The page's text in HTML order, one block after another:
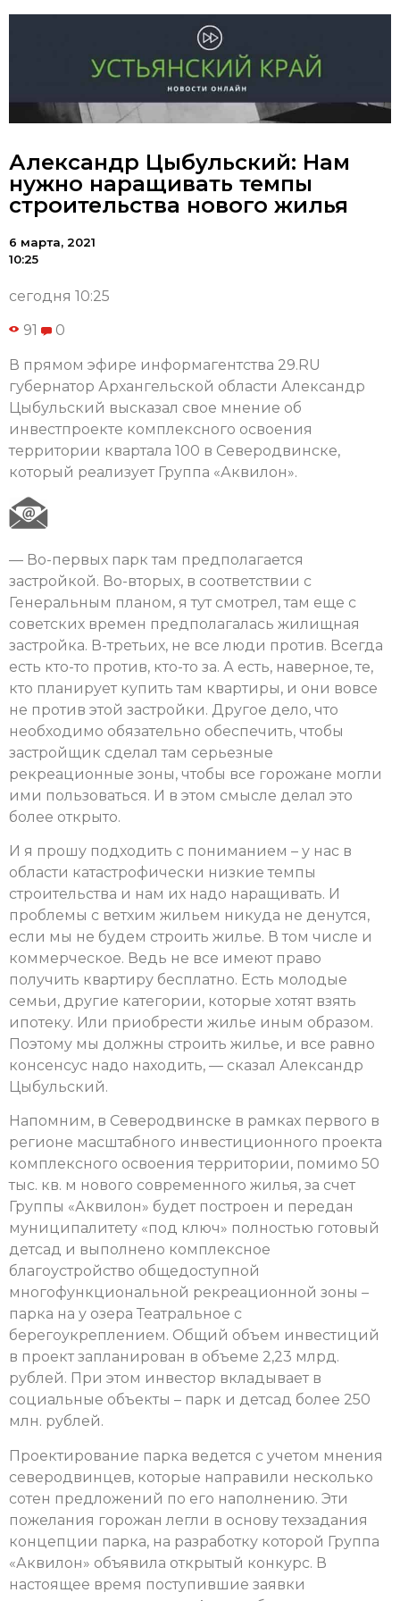
Александр Цыбульский: Нам
нужно наращивать темпы
строительства нового жилья
6 марта, 2021
10:25
сегодня 10:25
91 0
В прямом эфире информагентства 29.RU
губернатор Архангельской области Александр
Цыбульский высказал свое мнение об
инвестпроекте комплексного освоения
территории квартала 100 в Северодвинске,
который реализует Группа «Аквилон».
— Во-первых парк там предполагается
застройкой. Во-вторых, в соответствии с
Генеральным планом, я тут смотрел, там еще с
советских времен предполагалась жилищная
застройка. В-третьих, не все люди против. Всегда
есть кто-то против, кто-то за. А есть, наверное, те,
кто планирует купить там квартиры, и они вовсе
не против этой застройки. Другое дело, что
необходимо обязательно обеспечить, чтобы
застройщик сделал там серьезные
рекреационные зоны, чтобы все горожане могли
ими пользоваться. И в этом смысле делал это
более открыто.
И я прошу подходить с пониманием – у нас в
области катастрофически низкие темпы
строительства и нам их надо наращивать. И
проблемы с ветхим жильем никуда не денутся,
если мы не будем строить жилье. В том числе и
коммерческое. Ведь не все имеют право
получить квартиру бесплатно. Есть молодые
семьи, другие категории, которые хотят взять
ипотеку. Или приобрести жилье иным образом.
Поэтому мы должны строить жилье, и все равно
консенсус надо находить, — сказал Александр
Цыбульский.
Напомним, в Северодвинске в рамках первого в
регионе масштабного инвестиционного проекта
комплексного освоения территории, помимо 50
тыс. кв. м нового современного жилья, за счет
Группы «Аквилон» будет построен и передан
муниципалитету «под ключ» полностью готовый
детсад и выполнено комплексное
благоустройство общедоступной
многофункциональной рекреационной зоны –
парка на у озера Театральное с
берегоукреплением. Общий объем инвестиций
в проект запланирован в объеме 2,23 млрд.
рублей. При этом инвестор вкладывает в
социальные объекты – парк и детсад более 250
млн. рублей.
Проектирование парка ведется с учетом мнения
северодвинцев, которые направили несколько
сотен предложений по его наполнению. Эти
пожелания горожан легли в основу техзадания
концепции парка, на разработку которой Группа
«Аквилон» объявила открытый конкурс. В
настоящее время поступившие заявки